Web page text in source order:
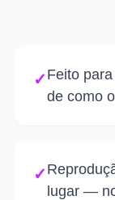
✓ Feito
de como
✓
lugar —